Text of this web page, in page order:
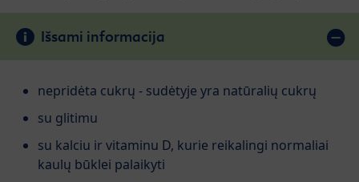
Išsami informacija
nepridėta cukrų - sudėtyje yra natūralių cukrų
su glitimu
su kalciu ir vitaminu D, kurie reikalingi normaliai
kaulų būklei palaikyti